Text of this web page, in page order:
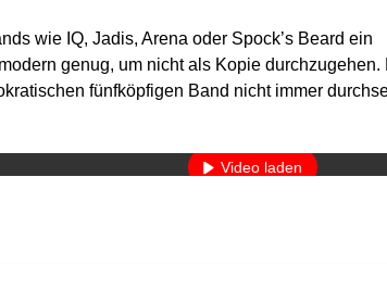
wie IQ, Jadis, Arena oder Spock’s Beard ein
genug, um nicht als Kopie durchzugehen.
fünfköpfigen Band nicht immer
Laden des Videos akzeptieren Sie die
Video laden